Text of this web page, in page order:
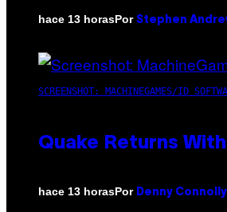
hace 13 horasPor Stephen
SCREENSHOT: MACHINEGAMES/ID
Quake Returns
hace 13 horasPor Denny Connolly